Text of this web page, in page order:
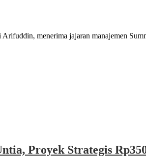
menerima jajaran manajemen
Proyek Strategis